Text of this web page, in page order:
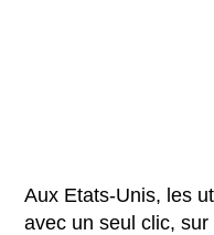
Aux Etats-Unis, les
avec un seul clic,